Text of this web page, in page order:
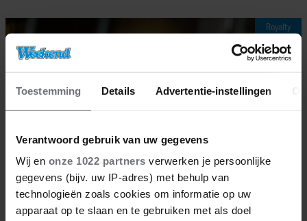
Toestemming Details Advertentie-instellingen
Verantwoord gebruik van uw gegevens
Wij en onze 1022 partners verwerken je persoonlijke
gegevens (bijv. uw IP-adres) met behulp van
technologieën zoals cookies om informatie op uw
apparaat op te slaan en te gebruiken met als doel
Royalty